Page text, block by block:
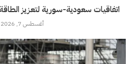
اتفاقيات سعودية-سورية لتعزيز
أغسطس 7, 2026